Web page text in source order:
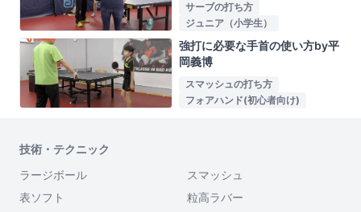
サーブの打ち方
ジュニア（小学生）
強打に必要な手首の使い方by平
岡義博
スマッシュの打ち方
フォアハンド(初心者向け)
技術・テクニック
ラージボール
スマッシュ
表ソフト
粒高ラバー